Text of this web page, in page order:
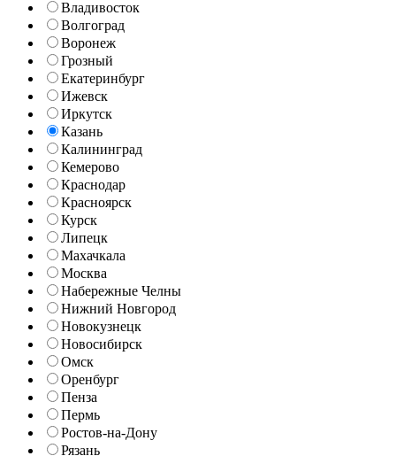
Владивосток
Волгоград
Воронеж
Грозный
Екатеринбург
Ижевск
Иркутск
Казань
Калининград
Кемерово
Краснодар
Красноярск
Курск
Липецк
Махачкала
Москва
Набережные Челны
Нижний Новгород
Новокузнецк
Новосибирск
Омск
Оренбург
Пенза
Пермь
Ростов-на-Дону
Рязань